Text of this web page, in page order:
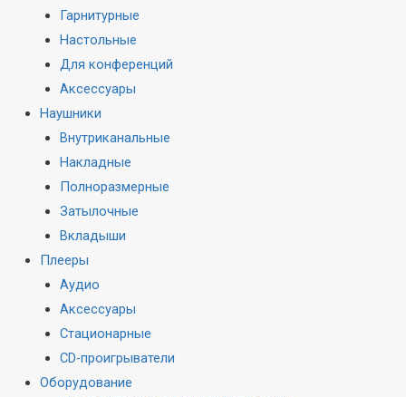
Гарнитурные
Настольные
Для конференций
Аксессуары
Наушники
Внутриканальные
Накладные
Полноразмерные
Затылочные
Вкладыши
Плееры
Аудио
Аксессуары
Стационарные
CD-проигрыватели
Оборудование